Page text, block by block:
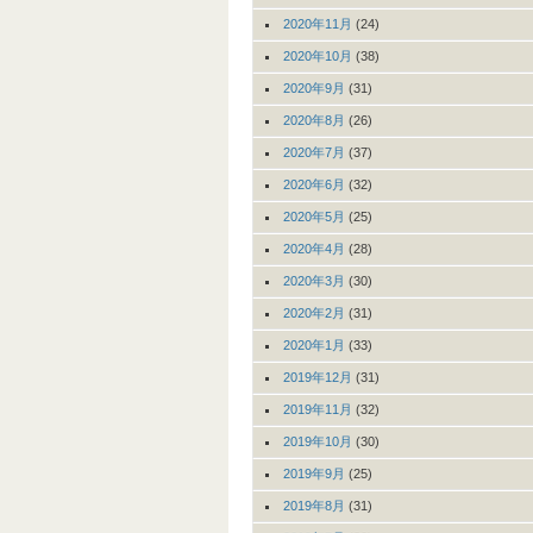
2020年11月 (24)
2020年10月 (38)
2020年9月 (31)
2020年8月 (26)
2020年7月 (37)
2020年6月 (32)
2020年5月 (25)
2020年4月 (28)
2020年3月 (30)
2020年2月 (31)
2020年1月 (33)
2019年12月 (31)
2019年11月 (32)
2019年10月 (30)
2019年9月 (25)
2019年8月 (31)